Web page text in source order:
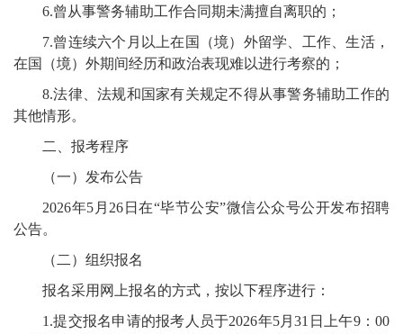
6.曾从事警务辅助工作合同期未满擅自离职的；
7.曾连续六个月以上在国（境）外留学、工作、生活，
在国（境）外期间经历和政治表现难以进行考察的；
8.法律、法规和国家有关规定不得从事警务辅助工作的
其他情形。
二、报考程序
（一）发布公告
2026年5 月 26 日在“毕节公安”微信公众号公开发布招聘
公告。
（二）组织报名
报名采用网上报名的方式，按以下程序进行：
1.提交报名申请的报考人员于2026年5月31 日上午9：00